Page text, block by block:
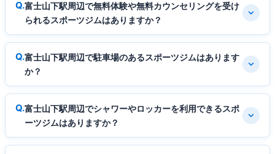
富士山下駅周辺で無料体験や無料カウンセリングを受け
られるスポーツジムはありますか？
富士山下駅周辺で駐車場のあるスポーツジムはあります
か？
富士山下駅周辺でシャワーやロッカーを利用できるスポ
ーツジムはありますか？